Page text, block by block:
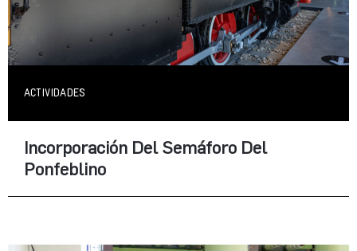
ACTIVIDADES
Incorporación Del Semáforo Del
Ponfeblino